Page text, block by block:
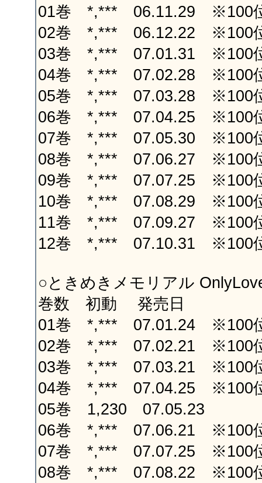
01巻 *,*** 06.11.29 ※100位
02巻 *,*** 06.12.22 ※100位
03巻 *,*** 07.01.31 ※100位
04巻 *,*** 07.02.28 ※100位
05巻 *,*** 07.03.28 ※100位
06巻 *,*** 07.04.25 ※100位
07巻 *,*** 07.05.30 ※100位
08巻 *,*** 07.06.27 ※100位
09巻 *,*** 07.07.25 ※100位
10巻 *,*** 07.08.29 ※100位
11巻 *,*** 07.09.27 ※100位
12巻 *,*** 07.10.31 ※100位
○ときめきメモリアル
巻数 初動 発売日
01巻 *,*** 07.01.24 ※100位
02巻 *,*** 07.02.21 ※100位
03巻 *,*** 07.03.21 ※100位
04巻 *,*** 07.04.25 ※100位
05巻 1,230 07.05.23
06巻 *,*** 07.06.21 ※100位
07巻 *,*** 07.07.25 ※100位
08巻 *,*** 07.08.22 ※100位